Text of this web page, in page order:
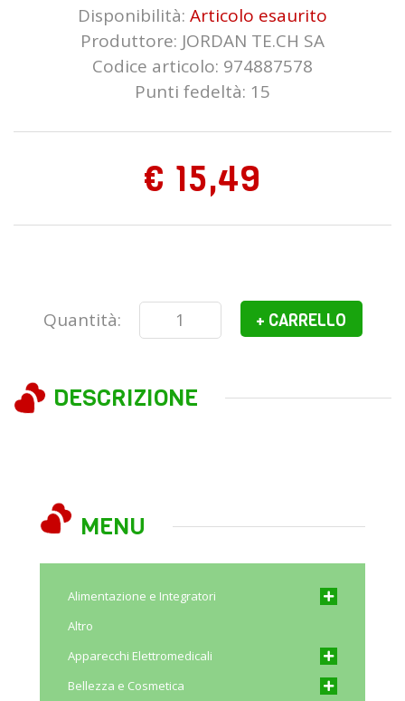
Disponibilità: Articolo esaurito
Produttore: JORDAN TE.CH SA
Codice articolo: 974887578
Punti fedeltà: 15
€ 15,49
Quantità: + CARRELLO
DESCRIZIONE
MENU
Alimentazione e Integratori
Altro
Apparecchi Elettromedicali
Bellezza e Cosmetica